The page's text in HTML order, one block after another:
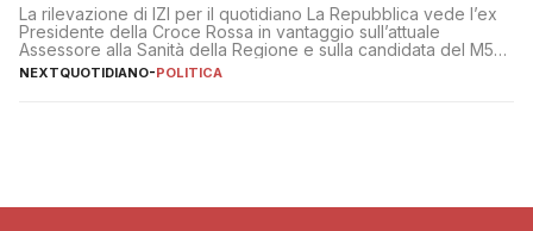
La rilevazione di IZI per il quotidiano La Repubblica vede l’ex
Presidente della Croce Rossa in vantaggio sull’attuale
Assessore alla Sanità della Regione e sulla candidata del M5S
Donatella Bianchi
NEXTQUOTIDIANO-POLITICA